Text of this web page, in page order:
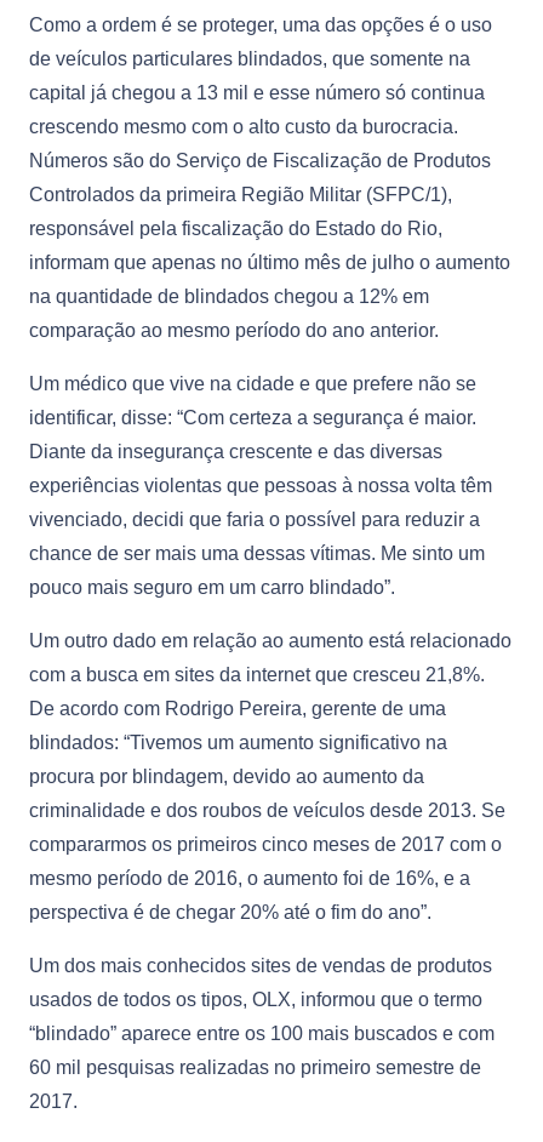
Como a ordem é se proteger, uma das opções é o uso
de veículos particulares blindados, que somente na
capital já chegou a 13 mil e esse número só continua
crescendo mesmo com o alto custo da burocracia.
Números são do Serviço de Fiscalização de Produtos
Controlados da primeira Região Militar (SFPC/1),
responsável pela fiscalização do Estado do Rio,
informam que apenas no último mês de julho o aumento
na quantidade de blindados chegou a 12% em
comparação ao mesmo período do ano anterior.
Um médico que vive na cidade e que prefere não se
identificar, disse: “Com certeza a segurança é maior.
Diante da insegurança crescente e das diversas
experiências violentas que pessoas à nossa volta têm
vivenciado, decidi que faria o possível para reduzir a
chance de ser mais uma dessas vítimas. Me sinto um
pouco mais seguro em um carro blindado”.
Um outro dado em relação ao aumento está relacionado
com a busca em sites da internet que cresceu 21,8%.
De acordo com Rodrigo Pereira, gerente de uma
blindados: “Tivemos um aumento significativo na
procura por blindagem, devido ao aumento da
criminalidade e dos roubos de veículos desde 2013. Se
compararmos os primeiros cinco meses de 2017 com o
mesmo período de 2016, o aumento foi de 16%, e a
perspectiva é de chegar 20% até o fim do ano”.
Um dos mais conhecidos sites de vendas de produtos
usados de todos os tipos, OLX, informou que o termo
“blindado” aparece entre os 100 mais buscados e com
60 mil pesquisas realizadas no primeiro semestre de
2017.